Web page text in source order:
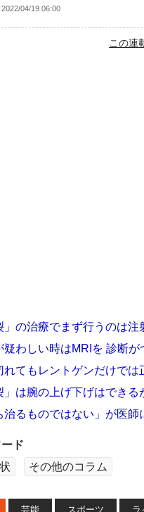
2022/04/19 06:00
この連
」の治療でまず行うのは
疑わしい時はMRIを 診断
れてもレントゲンだけでは
」は腕の上げ下げはでき
治るものではない」が医
ド
その他のコラム
芸能 スポーツ ラ